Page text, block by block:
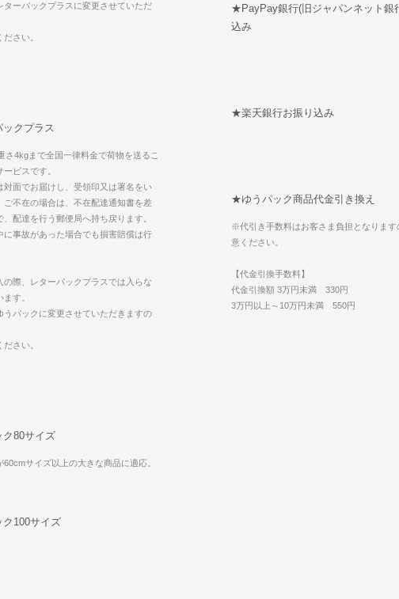
ターパックプラスに変更させていただ
さい。
クプラス
さ4kgまで全国一律料金で荷物を送るこ
ビスです。
対面でお届けし、受領印又は署名をい
ご不在の場合は、不在配達通知書を差
、配達を行う郵便局へ持ち戻ります。
に事故があった場合でも損害賠償は行
の際、レターパックプラスでは入らな
す。
うパックに変更させていただきますの
さい。
80サイズ
60cmサイズ以上の大きな商品に適応。
100サイズ
★PayPay銀行(旧ジャパンネット銀
込み
★楽天銀行お振り込み
★ゆうパック商品代金引き換え
※代引き手数料はお客さま負担となります
意ください。
【代金引換手数料】
代金引換額 3万円未満 330円
3万円以上～10万円未満 550円